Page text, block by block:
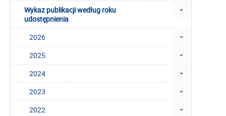
Wykaz publikacji według roku
udostępnienia
2026
2025
2024
2023
2022